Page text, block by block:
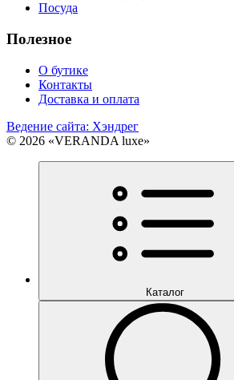
Посуда
Полезное
О бутике
Контакты
Доставка и оплата
Ведение сайта: Хэндрег
© 2026 «VERANDA luxe»
Каталог